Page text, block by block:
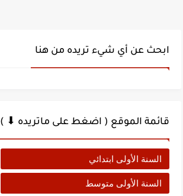
ابحث عن أي شيء تريده من هنا
قائمة الموقع ( اضغط على ماتريده ⬇ )
السنة الأولى ابتدائي
السنة الأولى متوسط